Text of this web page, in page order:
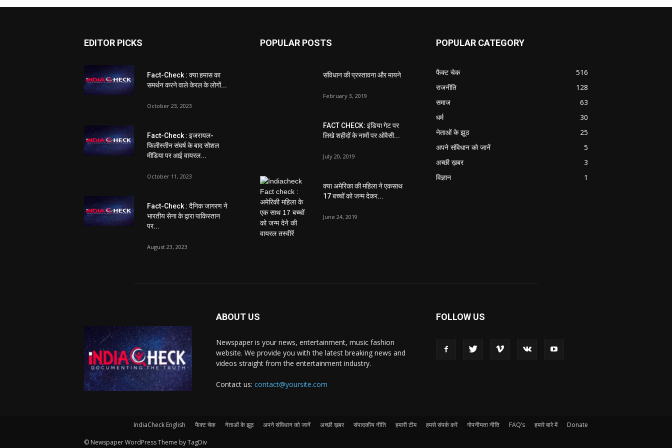
EDITOR PICKS
Fact-Check : क्या हमास का
समर्थन करने वाले केरल के लोगों...
October 23, 2023
Fact-Check : इजरायल-
फिलीस्तीन संघर्ष के बाद सोशल
मीडिया पर आई वायरल...
October 11, 2023
Fact-Check : दैनिक जागरण ने
भारतीय सेना के द्वारा पाकिस्तान
पर...
August 23, 2023
POPULAR POSTS
संविधान की प्रस्तावना और मायने
February 3, 2019
FACT CHECK: इंडिया गेट पर
लिखे शहीदों के नामों पर ओवैसी...
July 20, 2019
क्या अमेरिका की महिला ने एकसाथ
17 बच्चों को जन्म देकर...
June 24, 2019
POPULAR CATEGORY
फैक्ट चेक
516
राजनीति
128
समाज
63
धर्म
30
नेताओं के झूठ
25
अपने संविधान को जानें
5
अच्छी ख़बर
3
विज्ञान
1
ABOUT US
Newspaper is your news, entertainment, music fashion
website. We provide you with the latest breaking news and
videos straight from the entertainment industry.
Contact us: contact@yoursite.com
FOLLOW US
IndiaCheck English फैक्ट चेक नेताओं के झूठ अपने संविधान को जानें अच्छी ख़बर संपादकीय नीति हमारी टीम हमसे संपर्क करें गोपनीयता नीति FAQ’s हमारे बारे में Donate
© Newspaper WordPress Theme by TagDiv